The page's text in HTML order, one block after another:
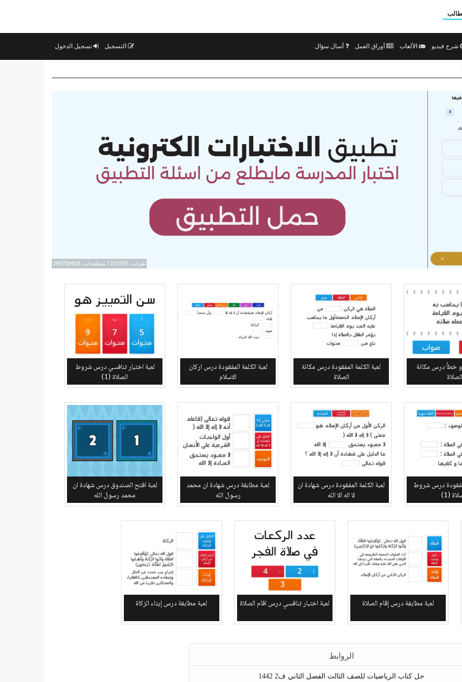
شرح فيديو الألعاب أوراق العمل أسال سؤال التسجيل تسجيل الدخول
نقرات: 203795 / مشاهدات: 284708409
خطأ درس مكانة
الصلاة
لعبة الكلمة المفقودة درس مكانة
الصلاة
لعبة الكلمة المفقودة درس اركان
الاسلام
لعبة اختبار تنافسي درس شروط
الصلاة (1)
درس شروط
(1)
لعبة الكلمة المفقودة درس شهادة ان
لا اله الا الله
لعبة مطابقة درس شهادة ان محمد
رسول الله
لعبة افتح الصندوق درس شهادة ان
محمد رسول الله
لعبة مطابقة درس إقام الصلاة لعبة اختبار تنافسي درس اقام الصلاة لعبة مطابقة درس إيتاء الزكاة
الروابط
حل كتاب الرياضيات للصف الثالث الفصل الثاني ف2 1442